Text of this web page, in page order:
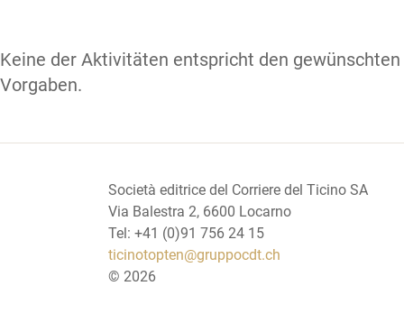
Keine der Aktivitäten entspricht den gewünschten
Vorgaben.
Società editrice del Corriere del Ticino SA
Via Balestra 2, 6600 Locarno
Tel: +41 (0)91 756 24 15
ticinotopten@gruppocdt.ch
© 2026